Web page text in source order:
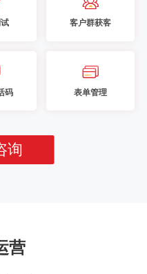
客户群获客
码 表单管理
询
营